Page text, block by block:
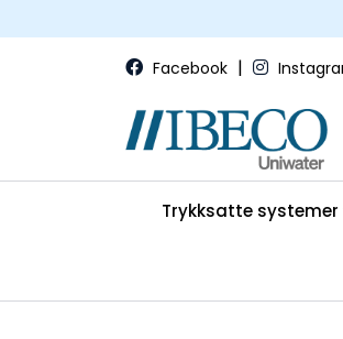
Facebook |
Trykksatte systemer